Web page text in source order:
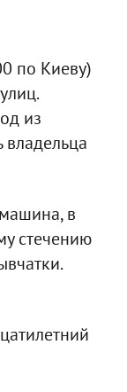
по Киеву)
из
владельца
в
стечению